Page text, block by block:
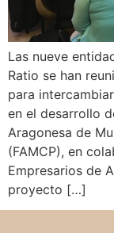
Las nueve
Ratio se han
para
en el desarrollo
Aragonesa de
(FAMCP), en
Empresarios de
proyecto […]